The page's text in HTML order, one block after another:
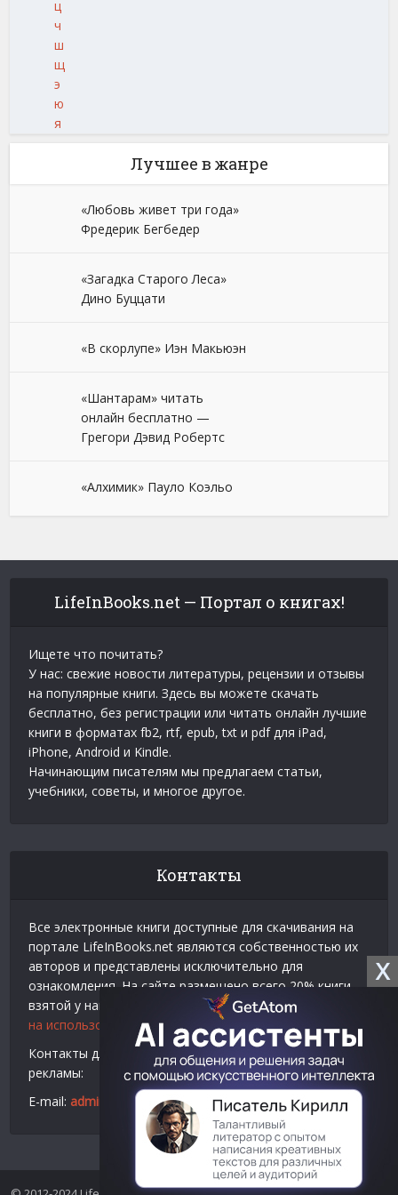
X
ц
ч
ш
щ
э
ю
я
Лучшее в жанре
«Любовь живет три года»
Фредерик Бегбедер
«Загадка Старого Леса»
Дино Буццати
«В скорлупе» Иэн Макьюэн
«Шантарам» читать
онлайн бесплатно —
Грегори Дэвид Робертс
«Алхимик» Пауло Коэльо
LifeInBooks.net — Портал о книгах!
Ищете что почитать?
У нас: свежие новости литературы, рецензии и отзывы
на популярные книги. Здесь вы можете скачать
бесплатно, без регистрации или читать онлайн лучшие
книги в форматах fb2, rtf, epub, txt и pdf для iPad,
iPhone, Android и Kindle.
Начинающим писателям мы предлагаем статьи,
учебники, советы, и многое другое.
Контакты
Все электронные книги доступные для скачивания на
портале LifeInBooks.net являются собственностью их
авторов и представлены исключительно для
ознакомления. На сайте размещено всего 20% книги
взятой у нашего партнера
Официальное разрешение
на использование материалов Litres .
Контакты для связи по вопросам авторского права и
рекламы:
E-mail: admin@lifeinbooks.net